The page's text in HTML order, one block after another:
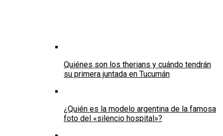
Quiénes son los therians y cuándo tendrán
su primera juntada en Tucumán
¿Quién es la modelo argentina de la famosa
foto del «silencio hospital»?